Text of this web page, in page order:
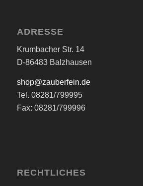
ADRESSE
Krumbacher Str. 14
D-86483 Balzhausen
shop@zauberfein.de
Tel. 08281/799995
Fax: 08281/799996
RECHTLICHES